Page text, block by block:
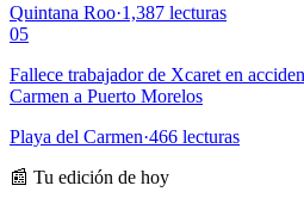
Quintana Roo·1,387 lecturas
05
Fallece trabajador de Xcaret en
Carmen a Puerto Morelos
Playa del Carmen·466 lecturas
📰 Tu edición de hoy